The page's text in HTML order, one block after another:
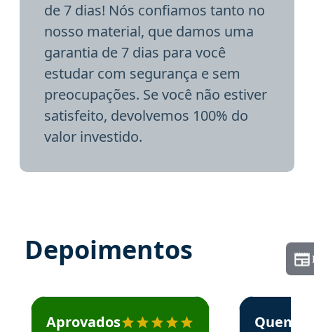
de 7 dias! Nós confiamos tanto no
nosso material, que damos uma
garantia de 7 dias para você
estudar com segurança e sem
preocupações. Se você não estiver
satisfeito, devolvemos 100% do
valor investido.
Depoimentos
Estudante José recomenda o Aprova Concursos em
Aprovados
Estudante
Quem